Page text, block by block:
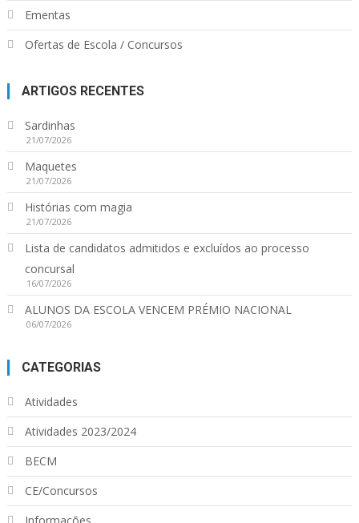
Ementas
Ofertas de Escola / Concursos
ARTIGOS RECENTES
Sardinhas
21/07/2026
Maquetes
21/07/2026
Histórias com magia
21/07/2026
Lista de candidatos admitidos e excluídos ao processo
concursal
16/07/2026
ALUNOS DA ESCOLA VENCEM PRÉMIO NACIONAL
06/07/2026
CATEGORIAS
Atividades
Atividades 2023/2024
BECM
CE/Concursos